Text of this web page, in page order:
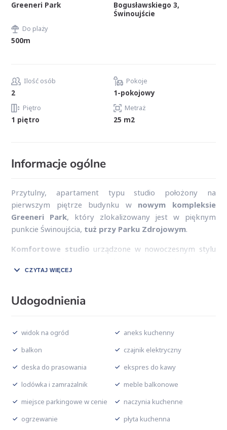
Greeneri Park
Bogusławskiego 3,
Świnoujście
Do plaży
500m
Ilość osób
2
Pokoje
1-pokojowy
Piętro
1 piętro
Metraż
25 m2
Informacje ogólne
Przytulny, apartament typu studio położony na
pierwszym piętrze budynku w nowym kompleksie
Greeneri Park, który zlokalizowany jest w pięknym
punkcie Świnoujścia, tuż przy Parku Zdrojowym.
Komfortowe studio urządzone w nowoczesnym stylu
Apartament składa się pokoju połączonego z aneksem
sprzęty (lodówka, płyta elektryczna, zmywarka do
naczyń, czajnik elektryczny, toster, ekspres do kawy,
CZYTAJ WIĘCEJ
Udogodnienia
widok na ogród
aneks kuchenny
balkon
czajnik elektryczny
deska do prasowania
ekspres do kawy
lodówka i zamrażalnik
meble balkonowe
miejsce parkingowe w cenie
naczynia kuchenne
ogrzewanie
płyta kuchenna